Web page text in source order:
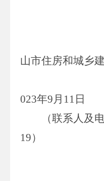
山市住房和城乡
023年9月 11 日
（联系人及
19）